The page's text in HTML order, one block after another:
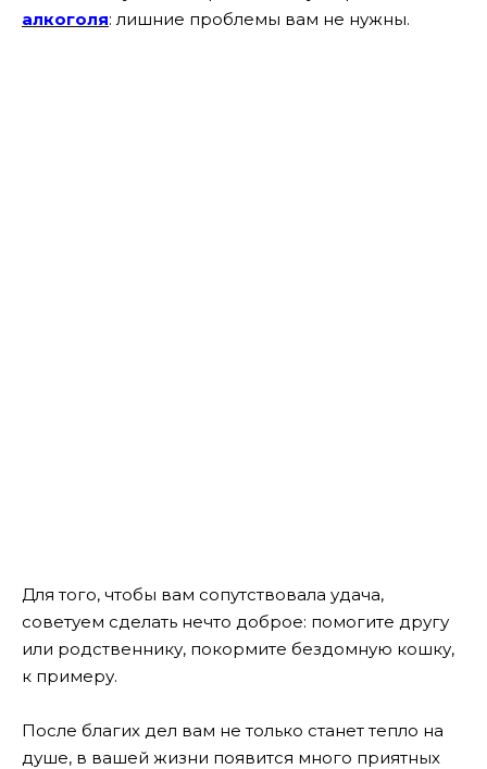
алкоголя: лишние проблемы вам не нужны.
Для того, чтобы вам сопутствовала удача,
советуем сделать нечто доброе: помогите другу
или родственнику, покормите бездомную кошку,
к примеру.
После благих дел вам не только станет тепло на
душе, в вашей жизни появится много приятных